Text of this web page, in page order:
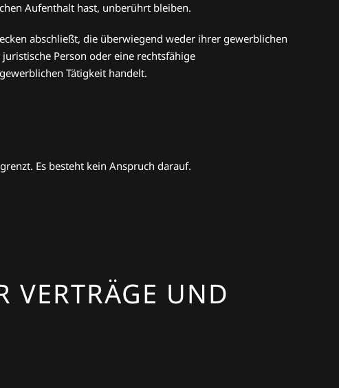
Aufenthalt hast, unberührt bleiben.
abschließt, die überwiegend weder ihrer gewerblichen
Person oder eine rechtsfähige
Tätigkeit handelt.
Es besteht kein Anspruch darauf.
VERTRÄGE UND